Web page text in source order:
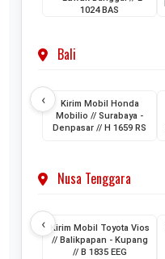
1024 BAS
Bali
‹
Kirim Mobil Honda
Mobilio // Surabaya -
Denpasar // H 1659 RS
Nusa Tenggara
‹
Kirim Mobil Toyota Vios
// Balikpapan - Kupang
// B 1835 EEG